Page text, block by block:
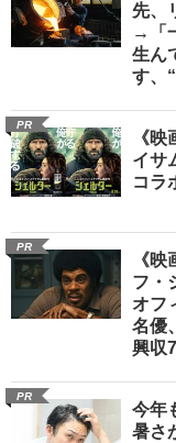
先、
→「
生ん
す、
PR
《
イサ
コラ
PR
《
フ・
オフ
名優
興収
PR
今年
暑さ